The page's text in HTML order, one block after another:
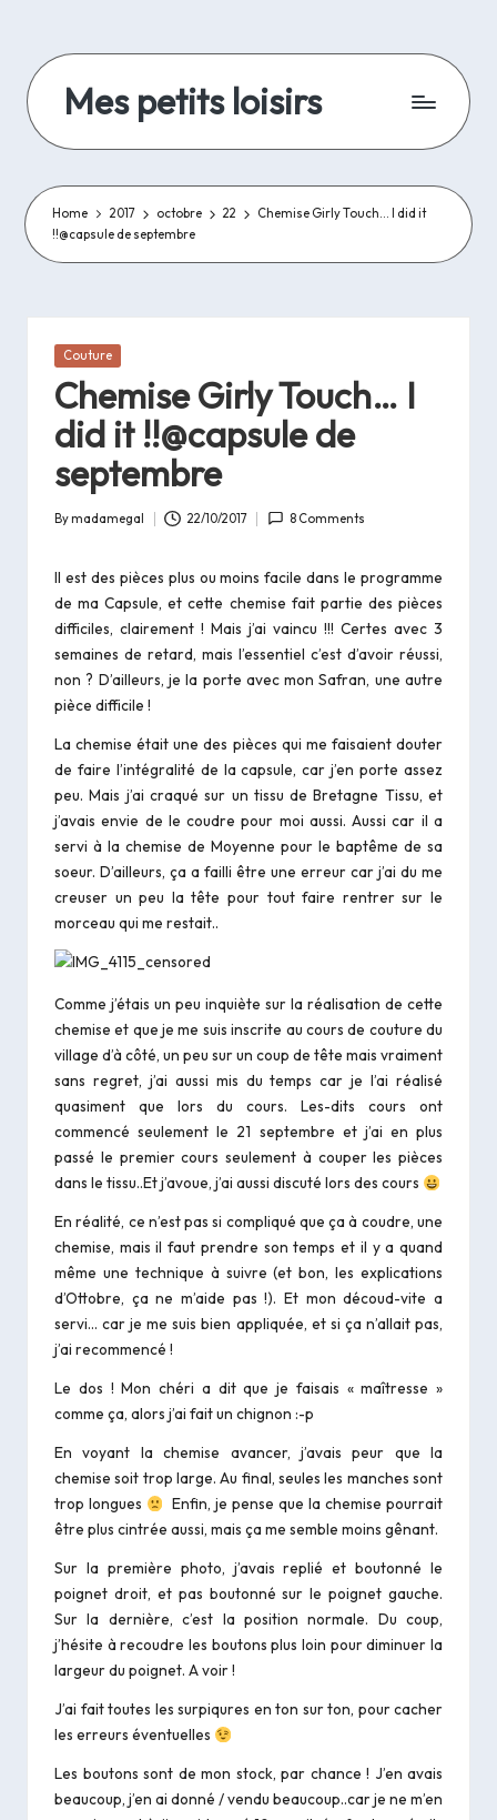
content
Mes petits loisirs
lecture,
de
la
couture
travaux
d'aiguilles
et
bricolage..
Home 2017 octobre 22
Chemise Girly Touch… I did it
!!@capsule de septembre
Posted
Couture
Chemise Girly Touch… I
did it !!@capsule de
septembre
Posted
Bymadamegal 22/10/2017 8 Comments
Il est des pièces plus ou moins facile dans le programme
de ma Capsule, et cette chemise fait partie des pièces
difficiles, clairement ! Mais j’ai vaincu !!! Certes avec 3
semaines de retard, mais l’essentiel c’est d’avoir réussi,
non ? D’ailleurs, je la porte avec mon Safran, une autre
pièce difficile !
La chemise était une des pièces qui me faisaient douter
de faire l’intégralité de la capsule, car j’en porte assez
peu. Mais j’ai craqué sur un tissu de Bretagne Tissu, et
j’avais envie de le coudre pour moi aussi. Aussi car il a
servi à la chemise de Moyenne pour le baptême de sa
soeur. D’ailleurs, ça a failli être une erreur car j’ai du me
creuser un peu la tête pour tout faire rentrer sur le
morceau qui me restait..
Comme j’étais un peu inquiète sur la réalisation de cette
chemise et que je me suis inscrite au cours de couture du
village d’à côté, un peu sur un coup de tête mais vraiment
sans regret, j’ai aussi mis du temps car je l’ai réalisé
quasiment que lors du cours. Les-dits cours ont
commencé seulement le 21 septembre et j’ai en plus
passé le premier cours seulement à couper les pièces
dans le tissu..Et j’avoue, j’ai aussi discuté lors des cours
En réalité, ce n’est pas si compliqué que ça à coudre, une
chemise, mais il faut prendre son temps et il y a quand
même une technique à suivre (et bon, les explications
d’Ottobre, ça ne m’aide pas !). Et mon découd-vite a
servi… car je me suis bien appliquée, et si ça n’allait pas,
j’ai recommencé !
Le dos ! Mon chéri a dit que je faisais « maîtresse »
comme ça, alors j’ai fait un chignon :-p
En voyant la chemise avancer, j’avais peur que la
chemise soit trop large. Au final, seules les manches sont
trop longues
Enfin, je pense que la chemise pourrait
être plus cintrée aussi, mais ça me semble moins gênant.
Sur la première photo, j’avais replié et boutonné le
poignet droit, et pas boutonné sur le poignet gauche.
Sur la dernière, c’est la position normale. Du coup,
j’hésite à recoudre les boutons plus loin pour diminuer la
largeur du poignet. A voir !
J’ai fait toutes les surpiqures en ton sur ton, pour cacher
les erreurs éventuelles
Les boutons sont de mon stock, par chance ! J’en avais
beaucoup, j’en ai donné / vendu beaucoup..car je ne m’en